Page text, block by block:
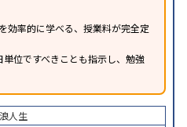
効率的に学べる、授業料が完全定
位ですべきことも指示し、勉強
浪人生